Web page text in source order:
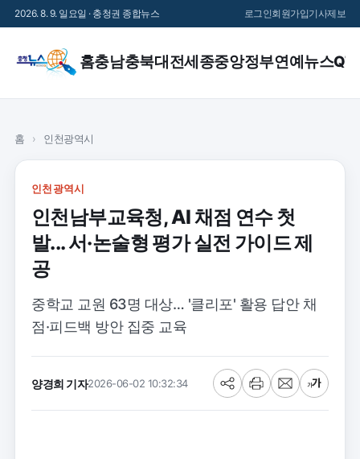
2026. 8. 9. 일요일 · 충청권 종합뉴스 로그인회원가입기사제보
홈충남충북대전세종중앙정부연예 뉴스
홈 › 인천광역시
인천광역시
인천남부교육청, AI 채점 연수 첫
발... 서·논술형 평가 실전 가이드 제
공
중학교 교원 63명 대상… '클리포' 활용 답안 채
점·피드백 방안 집중 교육
양경희 기자2026-06-02 10:32:34
공
유
프
린
메
일
글
씨